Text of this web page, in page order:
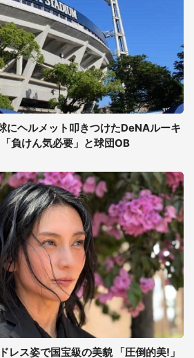
にヘルメット叩きつけたDeNAルーキ
負けん気必要」と球団OB
レス姿で国宝級の美貌 「圧倒的美!」